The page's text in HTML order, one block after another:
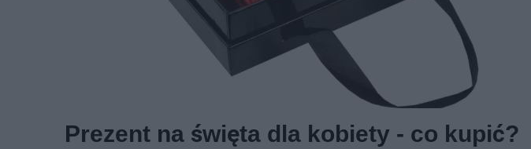
Prezent na święta dla kobiety - co kupić?